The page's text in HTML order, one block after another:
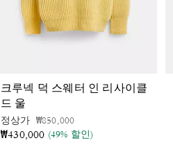
크루넥 덕 스웨터 인 리사이클
드 울
정상가 가격 인하 전
₩850,000인하됨
₩430,000 (49% 할인)